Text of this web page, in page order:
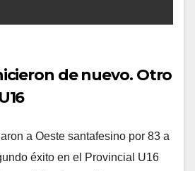
de nuevo. Otro
a Oeste santafesino por 83 a
éxito en el Provincial U16